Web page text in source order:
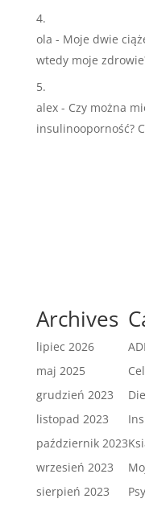
ola - Moje dwie
wtedy moje
alex- Czy można
insulinooporność?
Archives
lipiec 2026
maj 2025
grudzień 2023
listopad 2023
październik 2023
wrzesień 2023
sierpień 2023